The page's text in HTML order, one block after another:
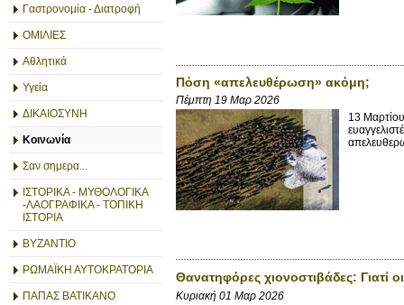
Γαστρονομία - Διατροφή
ΟΜΙΛΙΕΣ
Αθλητικά
Υγεία
ΔΙΚΑΙΟΣΥΝΗ
Κοινωνία
Σαν σημερα...
ΙΣΤΟΡΙΚΑ - ΜΥΘΟΛΟΓΙΚΑ
-ΛΑΟΓΡΑΦΙΚΑ - ΤΟΠΙΚΗ
ΙΣΤΟΡΙΑ
ΒΥΖΑΝΤΙΟ
ΡΩΜΑΪΚΗ ΑΥΤΟΚΡΑΤΟΡΙΑ
ΠΑΠΑΣ ΒΑΤΙΚΑΝΟ
Πόση «απελευθέρωση» ακόμη;
Πέμπτη 19 Μαρ 2026
13 Μαρτίου
Θανατηφόρες χιονοστιβάδες: Γιατί
Κυριακή 01 Μαρ 2026